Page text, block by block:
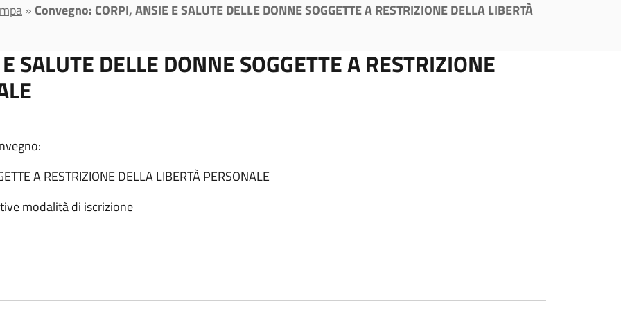
» Convegno: CORPI, ANSIE E SALUTE DELLE DONNE SOGGETTE A RESTRIZIONE DELLA LIBERTÀ
SALUTE DELLE DONNE SOGGETTE A RESTRIZIONE
A RESTRIZIONE DELLA LIBERTÀ PERSONALE
modalità di iscrizione